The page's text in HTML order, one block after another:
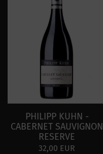
PHILIPP KUHN -
CABERNET SAUVIGNON
RESERVE
32,00 EUR